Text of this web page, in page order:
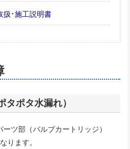
扱･施工説明書
タポタ水漏れ）
ツ部（バルブカートリッジ）
ります。